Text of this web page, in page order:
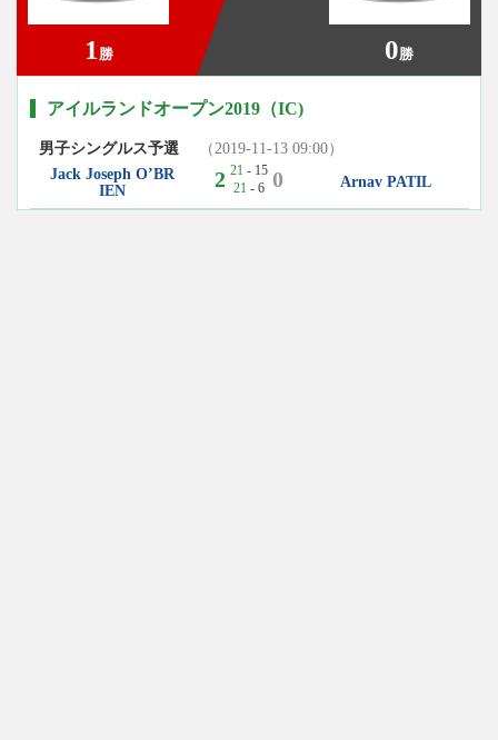
1 勝 0勝
アイルランドオープン2019（IC)
男子シングルス予選
（2019-11-13 09:00）
Jack Joseph O’BR
IEN
2 21 - 15
21 - 6 0 Arnav PATIL